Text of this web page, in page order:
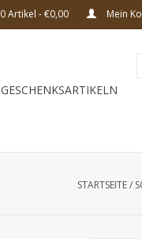
0 Artikel - €0,00 Mein
GESCHENKSARTIKELN
STARTSEITE/